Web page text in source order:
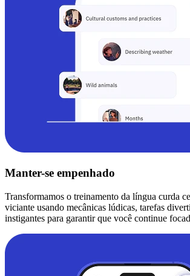
Manter-se empenhado
Transformamos o treinamento da língua curda
viciante usando mecânicas lúdicas, tarefas
instigantes para garantir que você continue